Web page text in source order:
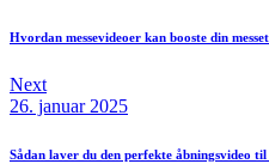
Hvordan messevideoer kan booste din
Next
26. januar 2025
Sådan laver du den perfekte åbningsvideo